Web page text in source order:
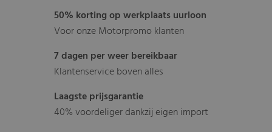
50% korting op werkplaats uurloon
Voor onze Motorpromo klanten
7 dagen per weer bereikbaar
Klantenservice boven alles
Laagste prijsgarantie
40% voordeliger dankzij eigen import